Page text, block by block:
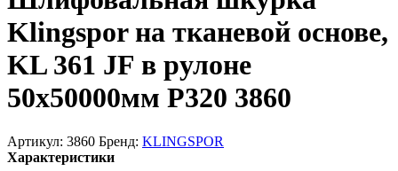
Klingspor на тканевой основе,
KL 361 JF в рулоне
50х50000мм P320 3860
Артикул: 3860 Бренд: KLINGSPOR
Характеристики